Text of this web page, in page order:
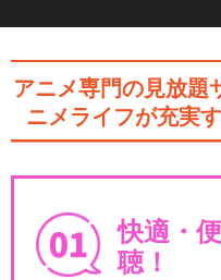
アニメ専門の見放題
ニメライフが充実
快適・
聴！